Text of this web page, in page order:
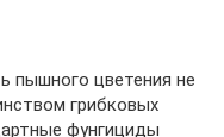
пышного цветения не
грибковых
фунгициды